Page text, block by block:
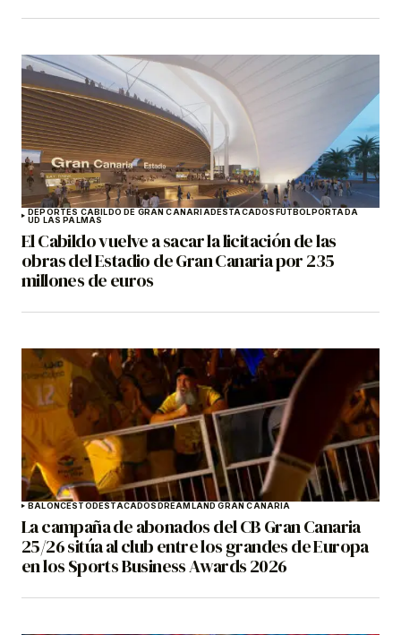
DEPORTES CABILDO DE GRAN CANARIADESTACADOSFÚTBOLPORTADA
UD LAS PALMAS
El Cabildo vuelve a sacar la licitación de las
obras del Estadio de Gran Canaria por 235
millones de euros
BALONCESTODESTACADOSDREAMLAND GRAN CANARIA
La campaña de abonados del CB Gran Canaria
25/26 sitúa al club entre los grandes de Europa
en los Sports Business Awards 2026